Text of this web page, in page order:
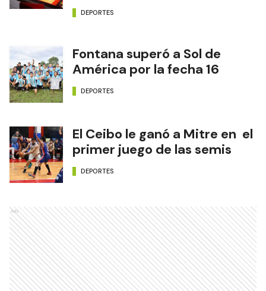
DEPORTES
Fontana superó a Sol de
América por la fecha 16
DEPORTES
El Ceibo le ganó a Mitre en el
primer juego de las semis
DEPORTES
Ads